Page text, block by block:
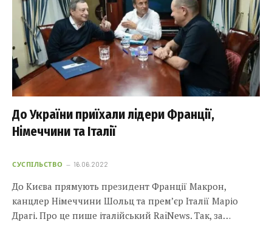
До України приїхали лідери Франції,
Німеччини та Італії
СУСПІЛЬСТВО 16.06.2022
До Києва прямують президент Франції Макрон,
канцлер Німеччини Шольц та прем’єр Італії Маріо
Драгі. Про це пише італійський RaiNews. Так, за…